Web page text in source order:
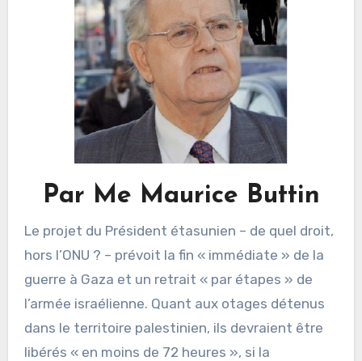
Par Me Maurice Buttin
Le projet du Président étasunien – de quel droit,
hors l’ONU ? – prévoit la fin « immédiate » de la
guerre à Gaza et un retrait « par étapes » de
l’armée israélienne. Quant aux otages détenus
dans le territoire palestinien, ils devraient être
libérés « en moins de 72 heures », si la